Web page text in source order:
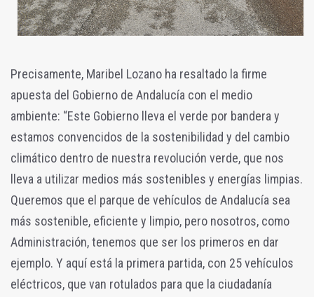
Precisamente, Maribel Lozano ha resaltado la firme
apuesta del Gobierno de Andalucía con el medio
ambiente: “Este Gobierno lleva el verde por bandera y
estamos convencidos de la sostenibilidad y del cambio
climático dentro de nuestra revolución verde, que nos
lleva a utilizar medios más sostenibles y energías limpias.
Queremos que el parque de vehículos de Andalucía sea
más sostenible, eficiente y limpio, pero nosotros, como
Administración, tenemos que ser los primeros en dar
ejemplo. Y aquí está la primera partida, con 25 vehículos
eléctricos, que van rotulados para que la ciudadanía